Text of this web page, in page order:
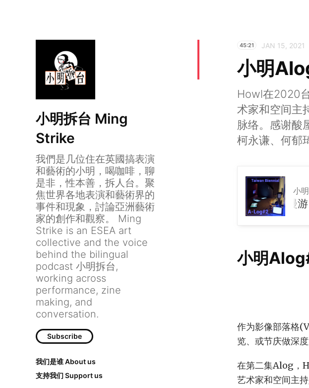
小明拆台 Ming
Strike
我們是几位住在英國搞表演
和藝術的小明，喝咖啡，聊
是非，性本善，拆人台。聚
焦世界各地表演和藝術界的
事件和現象，討論亞洲藝術
家的創作和觀察。 Ming
Strike is an ESEA art
collective and the voice
behind the bilingual
podcast 小明拆台,
working across
performance, zine
making, and
conversation.
Subscribe
我们是谁 About us
支持我们 Support us
45:21 JAN 15, 2021
小明
Howl在2020
术家和空间主
脉络。感谢酸
柯永谦、何郁
小
小明Alog#2：台湾双年展之平行展漫游
小明
作为影像部落格
览、或节庆做深
在第二集Alog，
艺术家和空间主